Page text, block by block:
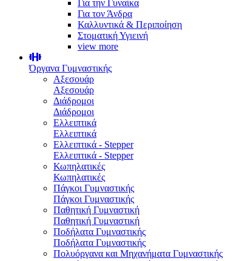
Για την Γυναίκα
Για τον Άνδρα
Καλλυντικά & Περιποίηση
Στοματική Υγιεινή
view more
Όργανα Γυμναστικής
Αξεσουάρ
Αξεσουάρ
Διάδρομοι
Διάδρομοι
Ελλειπτικά
Ελλειπτικά
Ελλειπτικά - Stepper
Ελλειπτικά - Stepper
Κωπηλατικές
Κωπηλατικές
Πάγκοι Γυμναστικής
Πάγκοι Γυμναστικής
Παθητική Γυμναστική
Παθητική Γυμναστική
Ποδήλατα Γυμναστικής
Ποδήλατα Γυμναστικής
Πολυόργανα και Μηχανήματα Γυμναστικής